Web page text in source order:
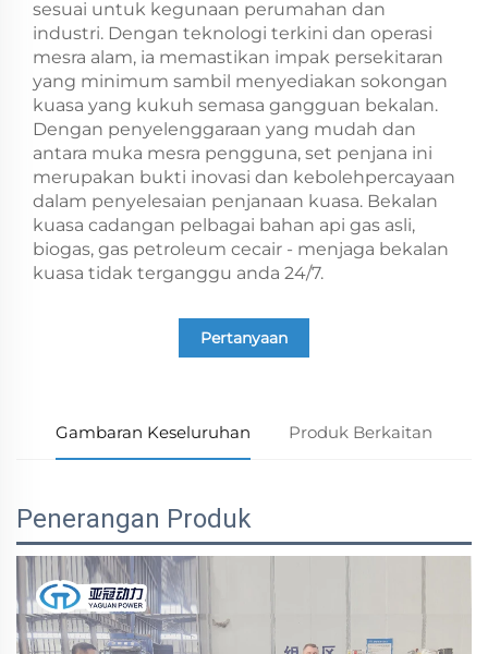
sesuai untuk kegunaan perumahan dan
industri. Dengan teknologi terkini dan operasi
mesra alam, ia memastikan impak persekitaran
yang minimum sambil menyediakan sokongan
kuasa yang kukuh semasa gangguan bekalan.
Dengan penyelenggaraan yang mudah dan
antara muka mesra pengguna, set penjana ini
merupakan bukti inovasi dan kebolehpercayaan
dalam penyelesaian penjanaan kuasa. Bekalan
kuasa cadangan pelbagai bahan api gas asli,
biogas, gas petroleum cecair - menjaga bekalan
kuasa tidak terganggu anda 24/7.
Pertanyaan
Gambaran Keseluruhan Produk Berkaitan
Penerangan Produk